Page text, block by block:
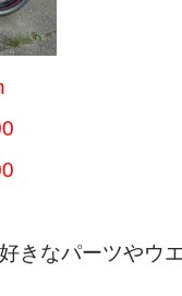
きなパーツやウ